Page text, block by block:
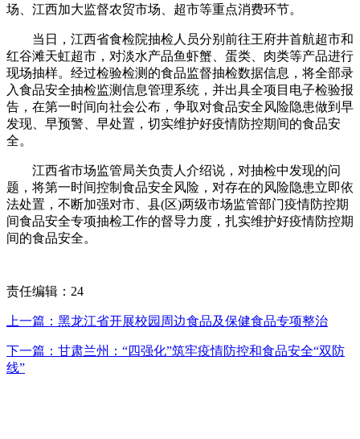
场、江西加大监督农贸市场、超市等重点消费环节。
当日，江西省食检院抽检人员分别前往王府井首航超市和
红谷滩天虹超市，对淡水产品鱼虾蟹、蛋类、肉类等产品进行
现场抽样。经过检验检测的食品监督抽检数据信息，将全部录
入食品安全抽检监测信息管理系统，并出具全项目电子检验报
告，在第一时间向社会公布，争取对食品安全风险隐患做到早
发现、早预警、早处置，切实维护好疫情防控期间的食品安
全。
江西省市场监管局关负责人介绍说，对抽检中发现的问
题，将第一时间控制食品安全风险，对存在的风险隐患立即依
法处置，不断加强对市、县(区)两级市场监管部门疫情防控期
间食品安全专项抽检工作的督导力度，扎实维护好疫情防控期
间的食品安全。
责任编辑：24
上一篇：黑龙江省开展校园周边食品及保健食品专项整治
下一篇：甘肃兰州：“四强化”筑牢疫情防控和食品安全“双防
线”